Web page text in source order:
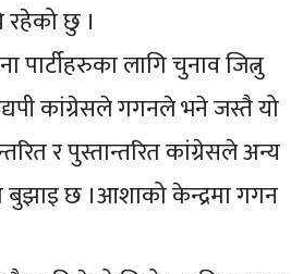
छु ।
लागि चुनाव जित्नु
कांग्रेसले गगनले भने जस्तै यो
र पुस्तान्तरित कांग्रेसले अन्य
बुझाइ छ ।आशाको केन्द्रमा गगन